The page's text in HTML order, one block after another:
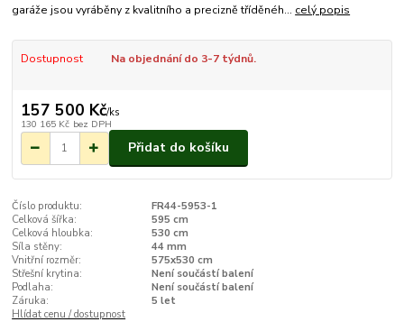
garáže jsou vyráběny z kvalitního a precizně tříděnéh... celý popis
Dostupnost Na objednání do 3-7 týdnů.
157 500 Kč/ks
130 165 Kč bez DPH
Přidat do košíku
Číslo produktu:
FR44-5953-1
Celková šířka:
595 cm
Celková hloubka:
530 cm
Síla stěny:
44 mm
Vnitřní rozměr:
575x530 cm
Střešní krytina:
Není součástí balení
Podlaha:
Není součástí balení
Záruka:
5 let
Hlídat cenu / dostupnost